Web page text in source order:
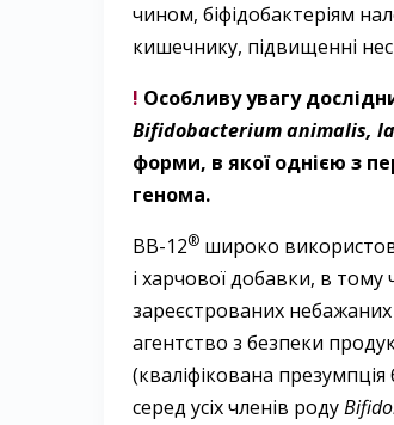
чином, біфідобактеріям
кишечнику, підвищенні
! Особливу увагу
Bifidobacterium animalis,
форми, в якої однією з
генома.
ВВ-12® широко
і харчової добавки, в
зареєстрованих небажаних
агентство з безпеки
(кваліфікована
серед усіх членів роду